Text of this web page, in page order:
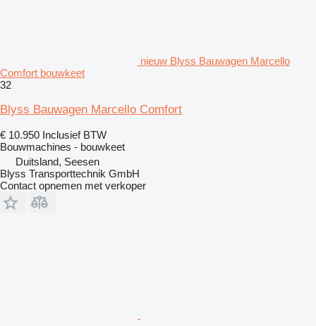
nieuw Blyss Bauwagen Marcello
Comfort bouwkeet
32
Blyss Bauwagen Marcello Comfort
€ 10.950 Inclusief BTW
Bouwmachines - bouwkeet
Duitsland, Seesen
Blyss Transporttechnik GmbH
Contact opnemen met verkoper